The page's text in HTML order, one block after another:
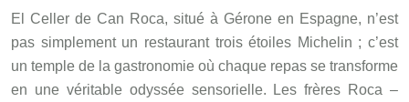
El Celler de Can Roca, situé à Gérone en Espagne, n’est
pas simplement un restaurant trois étoiles Michelin ; c’est
un temple de la gastronomie où chaque repas se transforme
en une véritable odyssée sensorielle. Les frères Roca –